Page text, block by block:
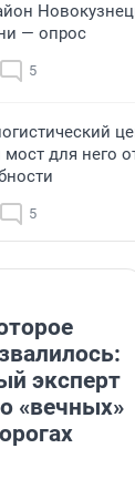
— опрос
5
мост для него
5
эксперт
«вечных»